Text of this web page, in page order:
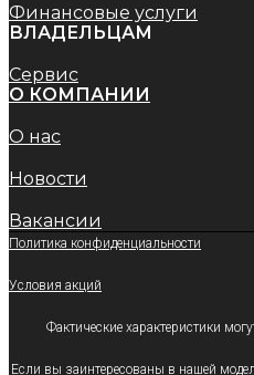
Финансовые услуги
ВЛАДЕЛЬЦАМ
Сервис
O КОМПАНИИ
О нас
Новости
Вакансии
Политика конфиденциальности
Условия акций
Фактические характеристики
Если вы заинтересованы в нашей